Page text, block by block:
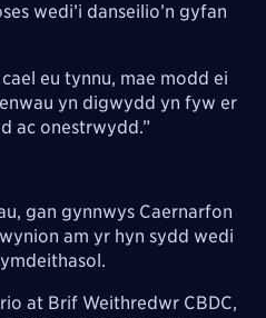
wedi’i danseilio’n gyfan
eu tynnu, mae modd ei
yn digwydd yn fyw er
ac onestrwydd.”
gan gynnwys Caernarfon
am yr hyn sydd wedi
at Brif Weithredwr CBDC,